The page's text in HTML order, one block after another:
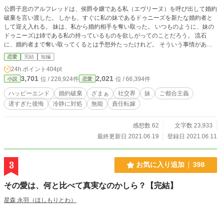
公爵子息のアルフレッドは、侯爵令嬢である私（エヴリーヌ）を呼び出して婚約
破棄を言い渡した。 しかも、すぐに私の妹であるドゥニーズを新たな婚約者と
して迎え入れる。 妹は、私から婚約相手を奪い取った。 いつものように、妹の
ドゥニーズは姉である私の持っているものを欲しがってのことだろう。 流石
に、婚約者まで奪い取ってくるとは予想外たったけれど。 そういう事情がある
ことを、アルフレッドにちゃんと説明したい。 それなのに私の忠告を疑って、
聞き流した。 彼は、後悔することになるだろう。 そして妹も、私から婚約者を
恋愛 完結 短編
24h.ポイント 404pt
小説 3,701 位 / 228,924件 恋愛 2,021 位 / 66,394件
ハッピーエンド 婚約破棄 ざまぁ 社交界 妹
ご都合主義
遅すぎた後悔
冷静に対処 無能 責任転嫁
感想数 62
文字数 23,933
最終更新日 2021.06.19
登録日 2021.06.11
3 お気に入り追加 398
その愛は、何と比べて真実なのかしら？【完結】
星森 永羽（ほしもりとわ）